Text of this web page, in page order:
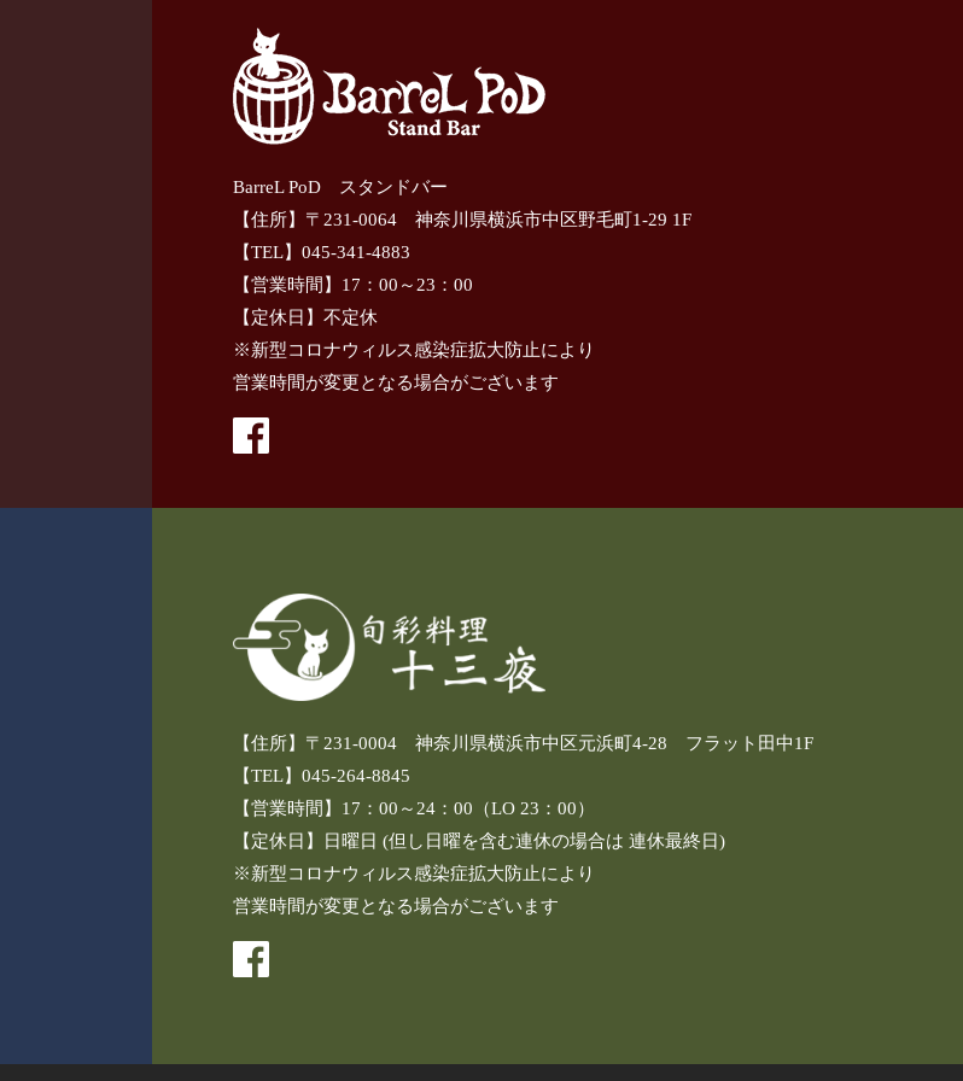
BarreL PoD スタンドバー
【住所】〒231-0064 神奈川県横浜市中区野毛町1-29 1F
【TEL】045-341-4883
【営業時間】17：00～23：00
【定休日】不定休
※新型コロナウィルス感染症拡大防止により
営業時間が変更となる場合がございます
【住所】〒231-0004 神奈川県横浜市中区元浜町4-28 フラット田中1F
【TEL】045-264-8845
【営業時間】17：00～24：00（LO 23：00）
【定休日】日曜日 (但し日曜を含む連休の場合は 連休最終日)
※新型コロナウィルス感染症拡大防止により
営業時間が変更となる場合がございます